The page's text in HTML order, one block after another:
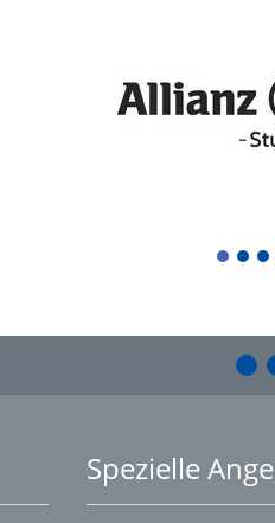
1 2 3
Spezielle